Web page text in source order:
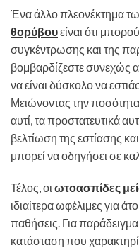
Ένα άλλο πλεονέκτημα
θορύβουείναι ότι
συγκέντρωσης και της
βομβαρδίζεστε συνεχώς
να είναι δύσκολο να
Μειώνοντας την
αυτί, τα προστατευτικά
βελτίωση της εστίασης
μπορεί να οδηγήσει σε
Τέλος, οι ωτοασπίδες
ιδιαίτερα ωφέλιμες για
παθήσεις. Για
κατάσταση που